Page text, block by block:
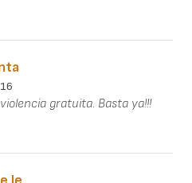
gratuita. Basta ya!!!